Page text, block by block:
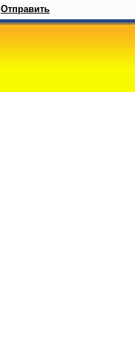
Отправить